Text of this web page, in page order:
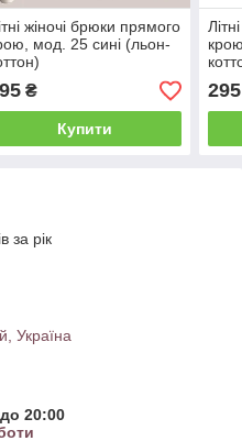
жіночі брюки прямого
мод. 25 сині (льон-
₴
Купити
295
за рік
Україна
20:00